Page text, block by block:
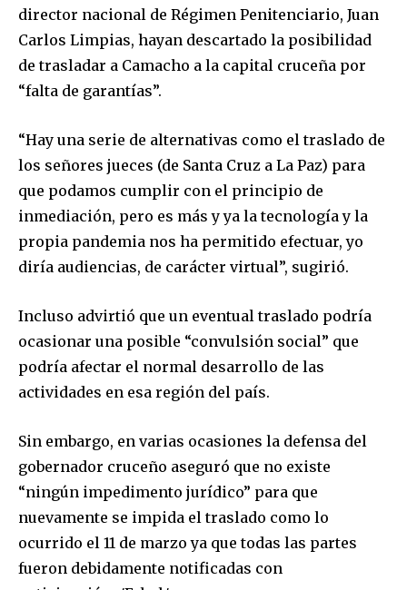
Join our community of
SUBSCRIBERS and be part of the
director nacional de Régimen Penitenciario, Juan
Carlos Limpias, hayan descartado la posibilidad
de trasladar a Camacho a la capital cruceña por
“falta de garantías”.
“Hay una serie de alternativas como el traslado de
los señores jueces (de Santa Cruz a La Paz) para
que podamos cumplir con el principio de
inmediación, pero es más y ya la tecnología y la
propia pandemia nos ha permitido efectuar, yo
diría audiencias, de carácter virtual”, sugirió.
Incluso advirtió que un eventual traslado podría
ocasionar una posible “convulsión social” que
podría afectar el normal desarrollo de las
actividades en esa región del país.
Sin embargo, en varias ocasiones la defensa del
gobernador cruceño aseguró que no existe
“ningún impedimento jurídico” para que
nuevamente se impida el traslado como lo
ocurrido el 11 de marzo ya que todas las partes
fueron debidamente notificadas con